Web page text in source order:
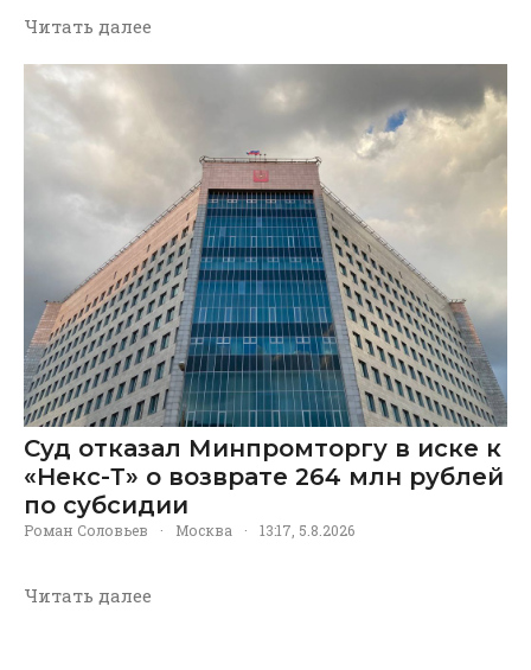
Читать далее
Суд отказал Минпромторгу в иске к
«Некс-Т» о возврате 264 млн рублей
по субсидии
Роман Соловьев · Москва · 13:17, 5.8.2026
Читать далее